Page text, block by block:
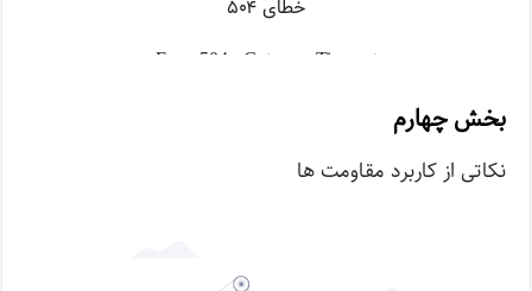
بخش چهارم
نکاتی از کاربرد مقاومت ها